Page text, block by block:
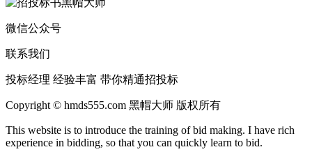
微信公众号
联系我们
投标经理 经验丰富 带你精通招投标
Copyright © hmds555.com 黑帽大师 版权所有
This website is to introduce the training of bid making. I have rich
experience in bidding, so that you can quickly learn to bid.